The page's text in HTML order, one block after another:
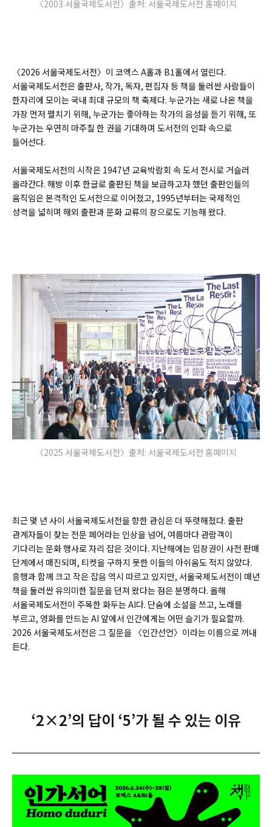
〈2003 서울국제도서전〉출처: 서울국제도서전 홈페이지
〈2026 서울국제도서전〉이 코엑스 A홀과 B1홀에서 열린다.
서울국제도서전은 출판사, 작가, 독자, 편집자 등 책을 둘러싼 사람들이
한자리에 모이는 국내 최대 규모의 책 축제다. 누군가는 새로 나온 책을
가장 먼저 펼치기 위해, 누군가는 좋아하는 작가의 음성을 듣기 위해, 또
누군가는 우연히 마주칠 한 권을 기대하며 도서전의 인파 속으로
들어선다.
서울국제도서전의 시작은 1947년 교육박람회 속 도서 전시로 거슬러
올라간다. 해방 이후 한글로 출판된 책을 보급하고자 했던 출판인들의
움직임은 본격적인 도서전으로 이어졌고, 1995년부터는 국제적인
성격을 넓히며 해외 출판과 문화 교류의 장으로도 기능해 왔다.
〈2025 서울국제도서전〉출처: 서울국제도서전 홈페이지
최근 몇 년 사이 서울국제도서전을 향한 관심은 더 뚜렷해졌다. 출판
관계자들이 찾는 전문 페어라는 인상을 넘어, 여름마다 관람객이
기다리는 문화 행사로 자리 잡은 것이다. 지난해에는 입장권이 사전 판매
단계에서 매진되며, 티켓을 구하지 못한 이들의 아쉬움도 적지 않았다.
흥행과 함께 크고 작은 잡음 역시 따르고 있지만, 서울국제도서전이 매년
책을 둘러싼 유의미한 질문을 던져 왔다는 점은 분명하다. 올해
서울국제도서전이 주목한 화두는 AI다. 단숨에 소설을 쓰고, 노래를
부르고, 영화를 만드는 AI 앞에서 인간에게는 어떤 슬기가 필요할까.
2026 서울국제도서전은 그 질문을 〈인간선언〉이라는 이름으로 꺼내
든다.
‘2×2’의 답이 ‘5’가 될 수 있는 이유